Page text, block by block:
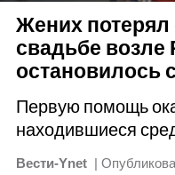
Жених потерял
свадьбе возле
остановилось
Первую помощь
находившиеся
Вести-Ynet |